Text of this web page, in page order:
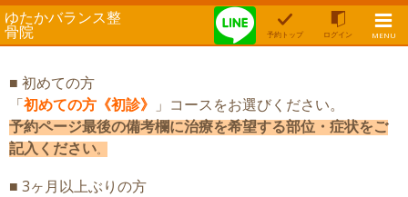
ゆたかバランス整
骨院 予約トップ ログイン MENU
■ 初めての方
「初めての方《初診》
」コースをお選びください。
予約ページ最後の備考欄に治療を希望する部位・症状をご
記入ください。
■ 3ヶ月以上ぶりの方